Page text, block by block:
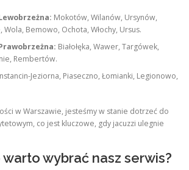
Mokotów, Wilanów, Ursynów,
Bemowo, Ochota, Włochy, Ursus.
Białołęka, Wawer, Targówek,
Rembertów.
Jeziorna, Piaseczno, Łomianki, Legionowo,
w Warszawie, jesteśmy w stanie dotrzeć do
co jest kluczowe, gdy jacuzzi ulegnie
wybrać nasz serwis?